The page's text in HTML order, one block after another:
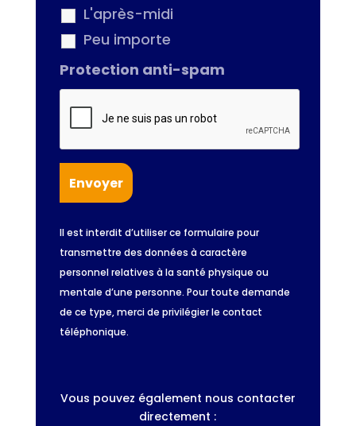
L'après-midi
Peu importe
Protection anti-spam
Il est interdit d’utiliser ce formulaire pour
transmettre des données à caractère
personnel relatives à la santé physique ou
mentale d’une personne. Pour toute demande
de ce type, merci de privilégier le contact
téléphonique.
Vous pouvez également nous contacter
directement :